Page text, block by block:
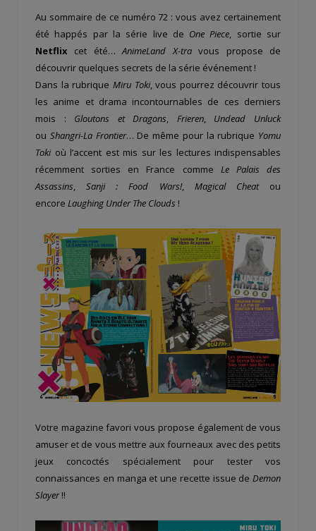
Au sommaire de ce numéro 72 : vous avez certainement
été happés par la série live de One Piece, sortie sur
Netflix cet été…AnimeLand X-travous propose de
découvrir quelques secrets de la série événement !
Dans la rubrique Miru Toki, vous pourrez découvrir tous
les anime et drama incontournables de ces derniers
mois : Gloutons et Dragons, Frieren,Undead Unluck
ou Shangri-La Frontier… De même pour la rubrique Yomu
Toki où l’accent est mis sur les lectures indispensables
récemment sorties en France comme Le Palais des
Assassins,Sanji : Food Wars!, Magical Cheat ou
encore Laughing Under The Clouds !
Votre magazine favori vous propose également de vous
amuser et de vous mettre aux fourneaux avec des petits
jeux concoctés spécialement pour tester vos
connaissances en manga et une recette issue de Demon
Slayer!!